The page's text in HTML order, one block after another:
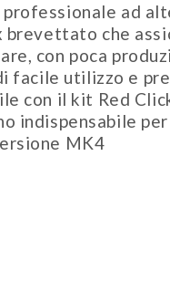
professionale ad
brevettato che
con poca
facile utilizzo e
con il kit Red
indispensabile
MK4